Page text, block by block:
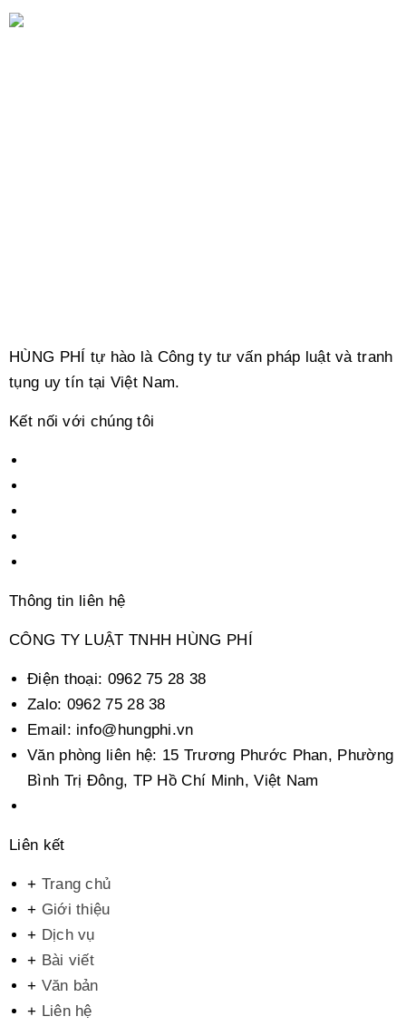
HÙNG PHÍ tự hào là Công ty tư vấn pháp luật và tranh
tụng uy tín tại Việt Nam.
Kết nối với chúng tôi
Thông tin liên hệ
CÔNG TY LUẬT TNHH HÙNG PHÍ
Điện thoại: 0962 75 28 38
Zalo: 0962 75 28 38
Email: info@hungphi.vn
Văn phòng liên hệ: 15 Trương Phước Phan, Phường
Bình Trị Đông, TP Hồ Chí Minh, Việt Nam
Liên kết
+ Trang chủ
+ Giới thiệu
+ Dịch vụ
+ Bài viết
+ Văn bản
+ Liên hệ